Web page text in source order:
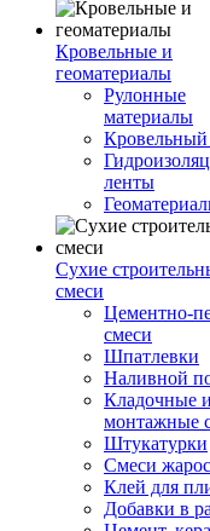
Кровельные и
геоматериалы
Рулонные
материалы
ленты
Сухие
смеси
Цементно-
смеси
Шпатлевки
Наливной
Кладочные
монтажные
Штукатурки
Смеси
Клей для
Добавки в